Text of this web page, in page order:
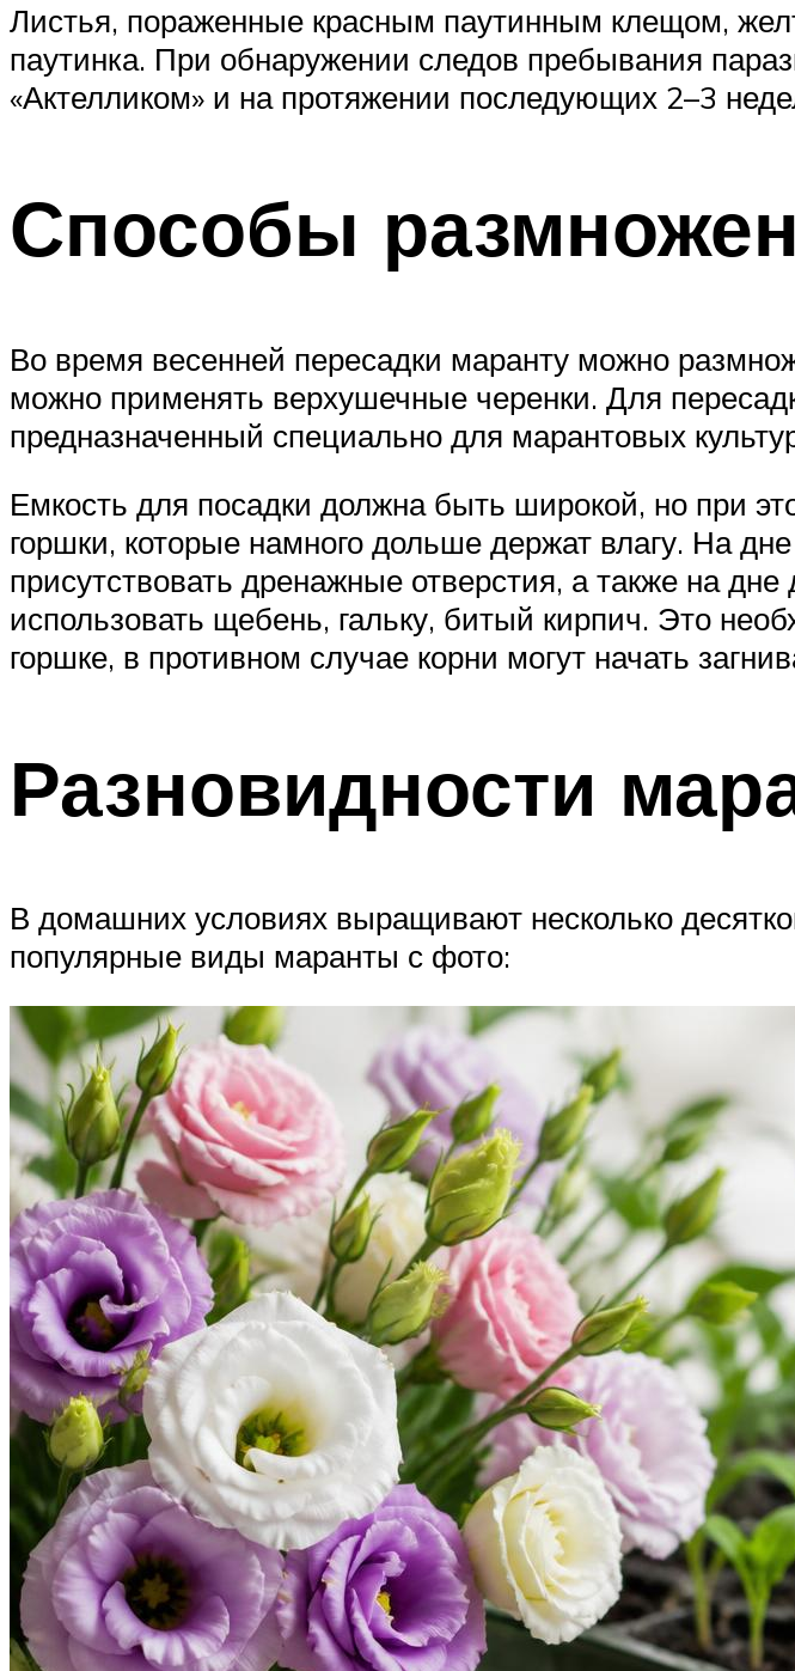
Листья, пораженные красным паутинным клещом,
паутинка. При обнаружении следов пребывания
«Актелликом» и на протяжении последующих 2–3
Способы
Во время весенней пересадки маранту можно
можно применять верхушечные черенки. Для
предназначенный специально для марантовых
Емкость для посадки должна быть широкой, но при
горшки, которые намного дольше держат влагу. На
присутствовать дренажные отверстия, а также на
использовать щебень, гальку, битый кирпич. Это
горшке, в противном случае корни могут начать
Разновидности
В домашних условиях выращивают несколько
популярные виды маранты с фото: